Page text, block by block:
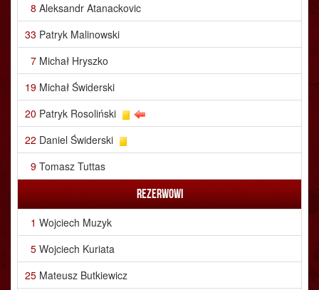
8 Aleksandr Atanackovic
33 Patryk Malinowski
7 Michał Hryszko
19 Michał Świderski
20 Patryk Rosoliński
22 Daniel Świderski
9 Tomasz Tuttas
Rezerwowi
1 Wojciech Muzyk
5 Wojciech Kuriata
25 Mateusz Butkiewicz